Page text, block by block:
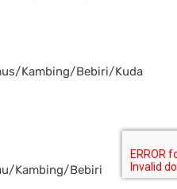
Kambing/Bebiri/Kuda
Kambing/Bebiri